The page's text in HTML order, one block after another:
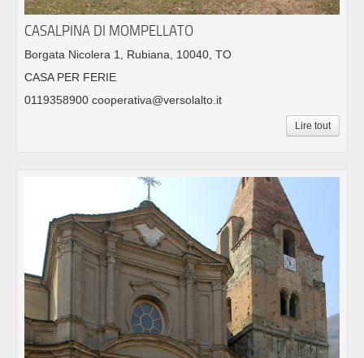
CASALPINA DI MOMPELLATO
Borgata Nicolera 1, Rubiana, 10040, TO
CASA PER FERIE
0119358900 cooperativa@versolalto.it
Lire tout